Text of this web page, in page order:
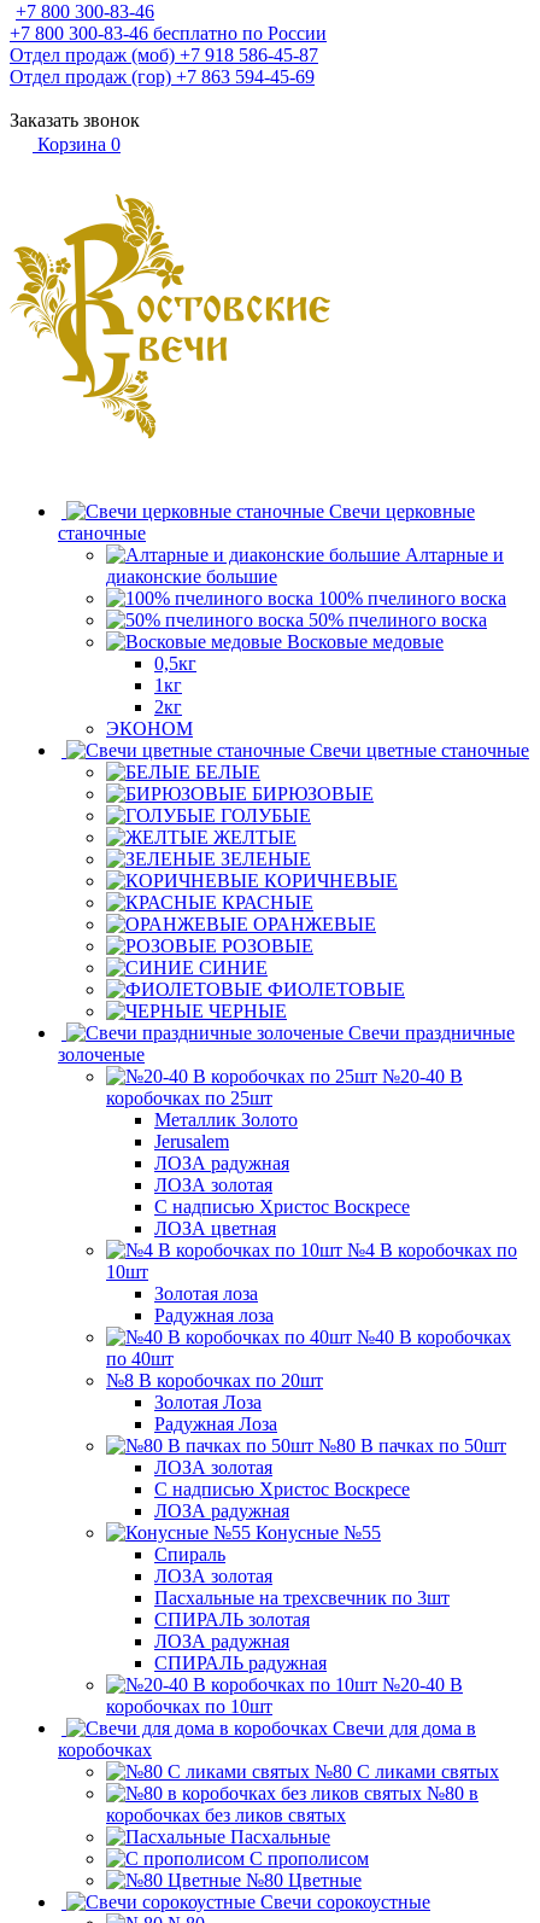
+7 800 300-83-46
+7 800 300-83-46 бесплатно по России
Отдел продаж (моб) +7 918 586-45-87
Отдел продаж (гор) +7 863 594-45-69
Заказать звонок
Корзина 0
Свечи церковные
станочные
Алтарные и
диаконские большие
100% пчелиного воска
50% пчелиного воска
Восковые медовые
0,5кг
1кг
2кг
ЭКОНОМ
Свечи цветные станочные
БЕЛЫЕ
БИРЮЗОВЫЕ
ГОЛУБЫЕ
ЖЕЛТЫЕ
ЗЕЛЕНЫЕ
КОРИЧНЕВЫЕ
КРАСНЫЕ
ОРАНЖЕВЫЕ
РОЗОВЫЕ
СИНИЕ
ФИОЛЕТОВЫЕ
ЧЕРНЫЕ
Свечи праздничные
золоченые
№20-40 В
коробочках по 25шт
Металлик Золото
Jerusalem
ЛОЗА радужная
ЛОЗА золотая
С надписью Христос Воскресе
ЛОЗА цветная
№4 В коробочках по
10шт
Золотая лоза
Радужная лоза
№40 В коробочках
по 40шт
№8 В коробочках по 20шт
Золотая Лоза
Радужная Лоза
№80 В пачках по 50шт
ЛОЗА золотая
С надписью Христос Воскресе
ЛОЗА радужная
Конусные №55
Спираль
ЛОЗА золотая
Пасхальные на трехсвечник по 3шт
СПИРАЛЬ золотая
ЛОЗА радужная
СПИРАЛЬ радужная
№20-40 В
коробочках по 10шт
Свечи для дома в
коробочках
№80 С ликами святых
№80 в
коробочках без ликов святых
Пасхальные
С прополисом
№80 Цветные
Свечи сорокоустные